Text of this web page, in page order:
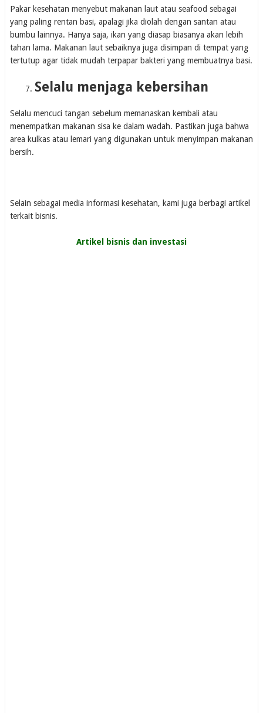
Pakar kesehatan menyebut makanan laut atau seafood sebagai
yang paling rentan basi, apalagi jika diolah dengan santan atau
bumbu lainnya. Hanya saja, ikan yang diasap biasanya akan lebih
tahan lama. Makanan laut sebaiknya juga disimpan di tempat yang
tertutup agar tidak mudah terpapar bakteri yang membuatnya basi.
Selalu menjaga kebersihan
Selalu mencuci tangan sebelum memanaskan kembali atau
menempatkan makanan sisa ke dalam wadah. Pastikan juga bahwa
area kulkas atau lemari yang digunakan untuk menyimpan makanan
bersih.
Selain sebagai media informasi kesehatan, kami juga berbagi artikel
terkait bisnis.
Artikel bisnis dan investasi